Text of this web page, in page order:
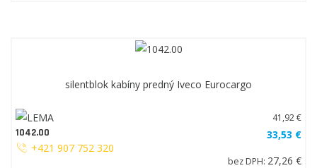
silentblok kabíny predný Iveco Eurocargo
1042.00
+421 907 752 320
41,92 €
33,53 €
bez DPH: 27,26 €